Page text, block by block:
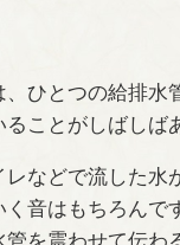
、ひとつの給排水
ことがしばしば
レなどで流した水
く音はもちろんで